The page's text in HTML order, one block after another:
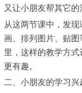
又让小朋友帮其它
从这两节课中，发
画、排列图片、贴
里，这样的教学方
更有趣。
二、小朋友的学习兴